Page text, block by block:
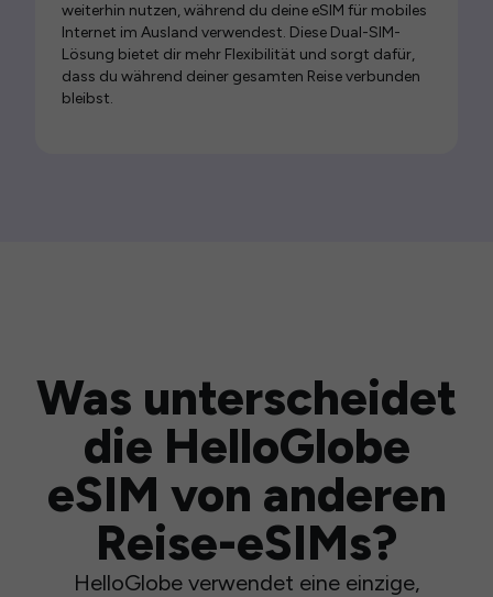
weiterhin nutzen, während du deine eSIM für mobiles
Internet im Ausland verwendest. Diese Dual-SIM-
Lösung bietet dir mehr Flexibilität und sorgt dafür,
dass du während deiner gesamten Reise verbunden
bleibst.
Was unterscheidet
die HelloGlobe
eSIM von anderen
Reise-eSIMs?
HelloGlobe verwendet eine einzige,